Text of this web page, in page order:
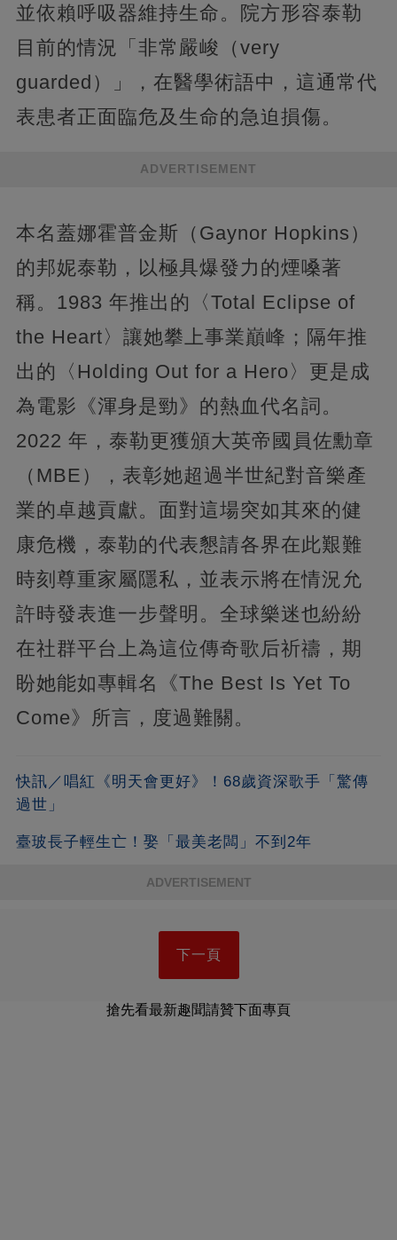
並依賴呼吸器維持生命。院方形容泰勒
目前的情況「非常嚴峻（very
guarded）」，在醫學術語中，這通常代
表患者正面臨危及生命的急迫損傷。
ADVERTISEMENT
本名蓋娜霍普金斯（Gaynor Hopkins）
的邦妮泰勒，以極具爆發力的煙嗓著
稱。1983 年推出的〈Total Eclipse of
the Heart〉讓她攀上事業巔峰；隔年推
出的〈Holding Out for a Hero〉更是成
為電影《渾身是勁》的熱血代名詞。
2022 年，泰勒更獲頒大英帝國員佐勳章
（MBE），表彰她超過半世紀對音樂產
業的卓越貢獻。面對這場突如其來的健
康危機，泰勒的代表懇請各界在此艱難
時刻尊重家屬隱私，並表示將在情況允
許時發表進一步聲明。全球樂迷也紛紛
在社群平台上為這位傳奇歌后祈禱，期
盼她能如專輯名《The Best Is Yet To
Come》所言，度過難關。
快訊／唱紅《明天會更好》！68歲資深歌手「驚傳
過世」
臺玻長子輕生亡！娶「最美老闆」不到2年
ADVERTISEMENT
下一頁
搶先看最新趣聞請贊下面專頁